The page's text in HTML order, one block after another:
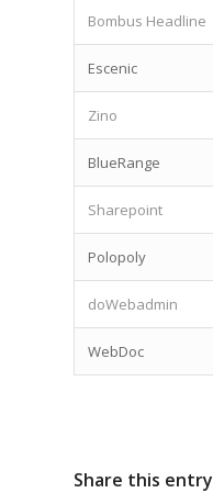
Bombus Headline
Escenic
Zino
BlueRange
Sharepoint
Polopoly
doWebadmin
WebDoc
Share this entry